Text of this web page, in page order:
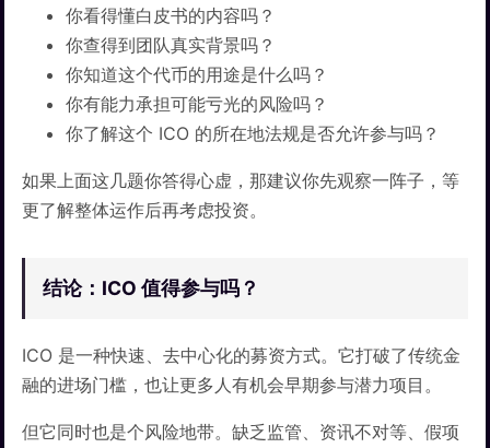
你看得懂白皮书的内容吗？
你查得到团队真实背景吗？
你知道这个代币的用途是什么吗？
你有能力承担可能亏光的风险吗？
你了解这个 ICO 的所在地法规是否允许参与吗？
如果上面这几题你答得心虚，那建议你先观察一阵子，等
更了解整体运作后再考虑投资。
结论：ICO 值得参与吗？
ICO 是一种快速、去中心化的募资方式。它打破了传统金
融的进场门槛，也让更多人有机会早期参与潜力项目。
但它同时也是个风险地带。缺乏监管、资讯不对等、假项